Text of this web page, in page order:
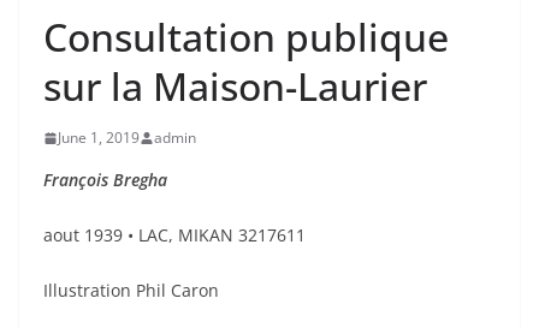
Consultation publique
sur la Maison-Laurier
June 1, 2019 admin
François Bregha
aout 1939 • LAC, MIKAN 3217611
Illustration Phil Caron